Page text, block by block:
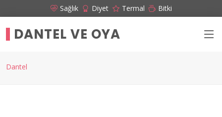
Sağlık Diyet Termal Bitki
DANTEL VE OYA
Dantel